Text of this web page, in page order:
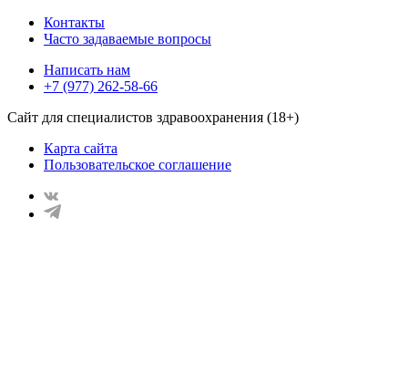
Контакты
Часто задаваемые вопросы
Написать нам
+7 (977) 262-58-66
Сайт для специалистов здравоохранения (18+)
Карта сайта
Пользовательское соглашение